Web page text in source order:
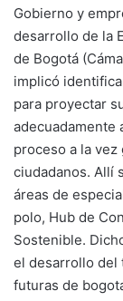
Gobierno y
desarrollo de la
de Bogotá
implicó
para proyectar
adecuadamente
proceso a la
ciudadanos. Allí
áreas de
polo, Hub de
Sostenible.
el desarrollo del
futuras de